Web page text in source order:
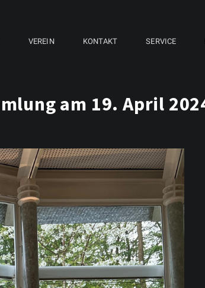
VEREIN KONTAKT SERVICE
am 19. April